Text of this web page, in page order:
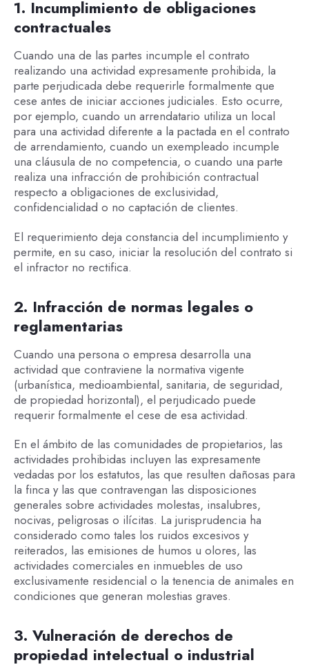
1. Incumplimiento de obligaciones
contractuales
Cuando una de las partes incumple el contrato
realizando una actividad expresamente prohibida, la
parte perjudicada debe requerirle formalmente que
cese antes de iniciar acciones judiciales. Esto ocurre,
por ejemplo, cuando un arrendatario utiliza un local
para una actividad diferente a la pactada en el contrato
de arrendamiento, cuando un exempleado incumple
una cláusula de no competencia, o cuando una parte
realiza una infracción de prohibición contractual
respecto a obligaciones de exclusividad,
confidencialidad o no captación de clientes.
El requerimiento deja constancia del incumplimiento y
permite, en su caso, iniciar la resolución del contrato si
el infractor no rectifica.
2. Infracción de normas legales o
reglamentarias
Cuando una persona o empresa desarrolla una
actividad que contraviene la normativa vigente
(urbanística, medioambiental, sanitaria, de seguridad,
de propiedad horizontal), el perjudicado puede
requerir formalmente el cese de esa actividad.
En el ámbito de las comunidades de propietarios, las
actividades prohibidas incluyen las expresamente
vedadas por los estatutos, las que resulten dañosas para
la finca y las que contravengan las disposiciones
generales sobre actividades molestas, insalubres,
nocivas, peligrosas o ilícitas. La jurisprudencia ha
considerado como tales los ruidos excesivos y
reiterados, las emisiones de humos u olores, las
actividades comerciales en inmuebles de uso
exclusivamente residencial o la tenencia de animales en
condiciones que generan molestias graves.
3. Vulneración de derechos de
propiedad intelectual o industrial